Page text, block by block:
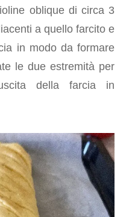
oblique di circa 3
a quello farcito e
in modo da formare
le due estremità per
della farcia in